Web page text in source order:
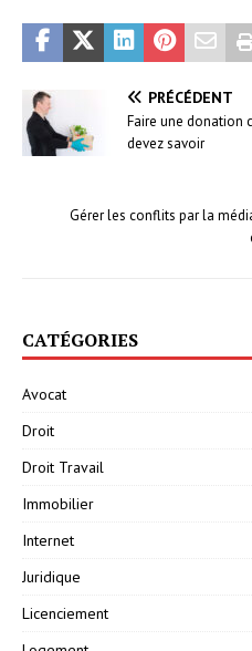
PRÉCÉDENT
Faire une donation
devez savoir
Gérer les conflits par la
CATÉGORIES
Avocat
Droit
Droit Travail
Immobilier
Internet
Juridique
Licenciement